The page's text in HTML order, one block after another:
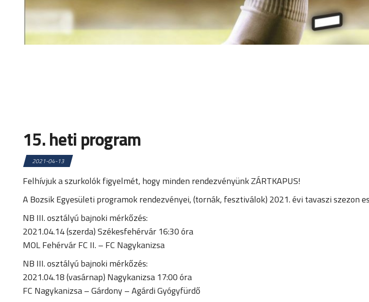
15. heti program
2021-04-13
Felhívjuk a szurkolók figyelmét, hogy minden rendezvényünk ZÁRTKAPUS!
A Bozsik Egyesületi programok rendezvényei, (tornák, fesztiválok) 2021. évi tavaszi szezon
NB III. osztályú bajnoki mérkőzés:
2021.04.14 (szerda) Székesfehérvár 16:30 óra
MOL Fehérvár FC II. – FC Nagykanizsa
NB III. osztályú bajnoki mérkőzés:
2021.04.18 (vasárnap) Nagykanizsa 17:00 óra
FC Nagykanizsa – Gárdony – Agárdi Gyógyfürdő